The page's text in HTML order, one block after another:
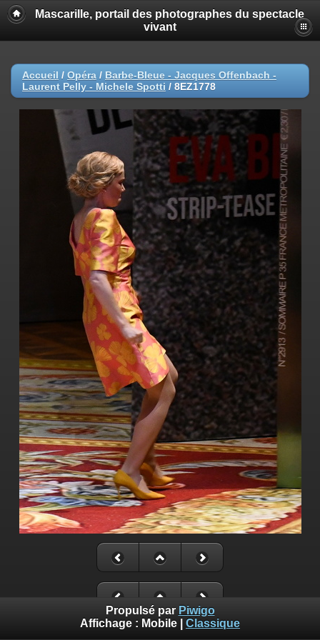
Mascarille, portail des photographes du spectacle
vivant
Accueil / Opéra / Barbe-Bleue - Jacques Offenbach -
Laurent Pelly - Michele Spotti / 8EZ1778
Propulsé par Piwigo
Affichage : Mobile Classique